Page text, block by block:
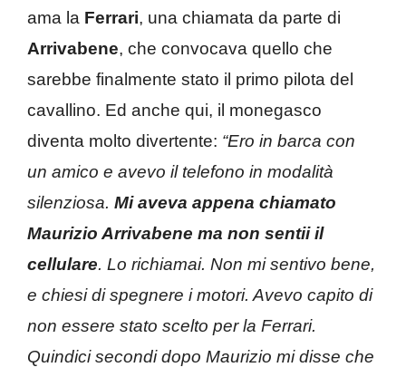
ama la Ferrari, una chiamata da parte di
Arrivabene, che convocava quello che
sarebbe finalmente stato il primo pilota del
cavallino. Ed anche qui, il monegasco
diventa molto divertente: “Ero in barca con
un amico e avevo il telefono in modalità
silenziosa. Mi aveva appena chiamato
Maurizio Arrivabene ma non sentii il
cellulare. Lo richiamai. Non mi sentivo bene,
e chiesi di spegnere i motori. Avevo capito di
non essere stato scelto per la Ferrari.
Quindici secondi dopo Maurizio mi disse che